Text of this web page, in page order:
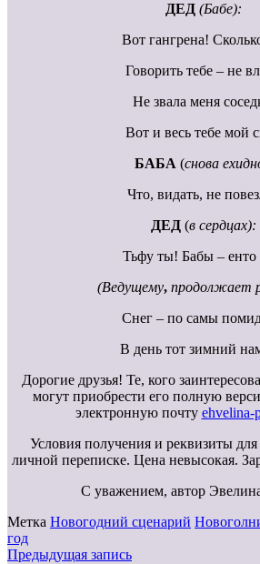
ДЕД (Бабе):
Вот гангрена!
Говорить тебе – не
Не звала меня
Вот и весь тебе мой
БАБА (снова
Что, видать, не
ДЕД (в сердцах):
Тьфу ты! Бабы – енто
(Ведущему, продолжает
Снег – по самы
В день тот зимний
Дорогие друзья! Те, кого
могут приобрести его полную
электронную почту ehvelina-
Условия получения и реквизиты
личной переписке. Цена невысокая.
С уважением, автор
Метка Новогодний сценарий
год
Предыдущая запись